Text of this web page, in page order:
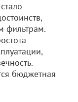
фильтрам.
бюджетная